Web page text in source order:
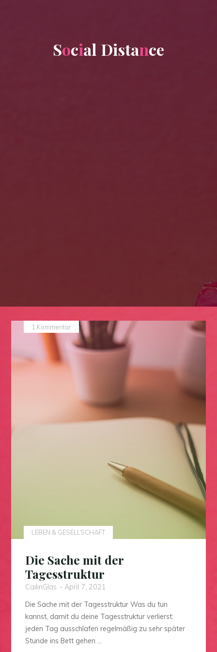
Social Distance
LEBEN & GESELLSCHAFT
1 Kommentar
Die Sache mit der
Tagesstruktur
CailinGlas
April 7, 2021
Die Sache mit der Tagesstruktur Was du tun
kannst, damit du deine Tagesstruktur verlierst:
jeden Tag ausschlafen regelmäßig zu sehr später
Stunde ins Bett gehen …